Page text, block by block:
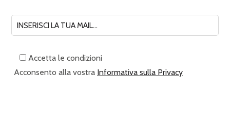
Accetta le condizioni
Acconsento alla vostra Informativa sulla Privacy